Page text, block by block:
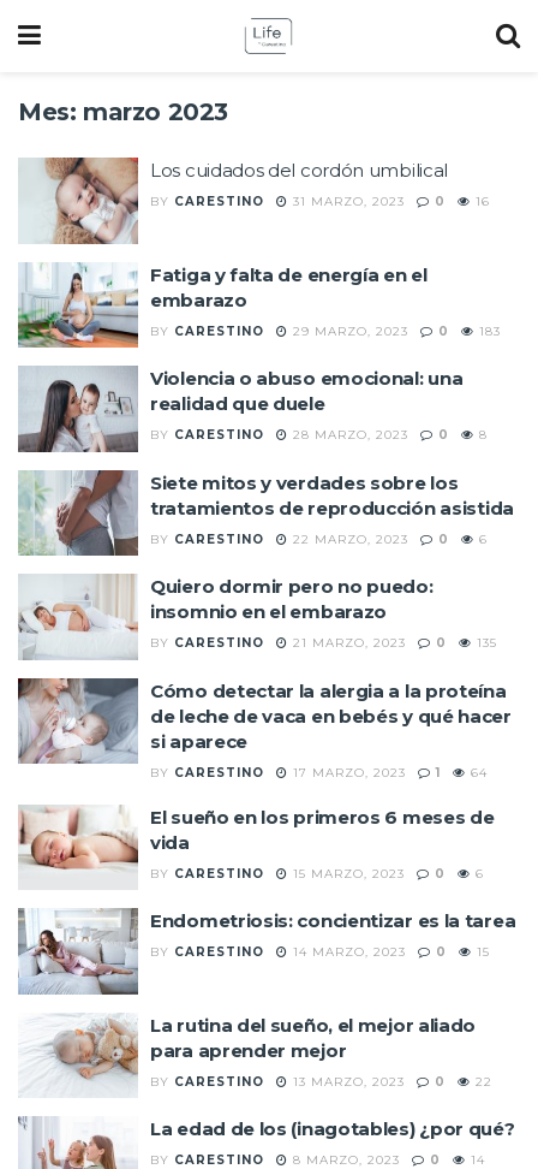
Mes: marzo 2023
Los cuidados del cordón umbilical
BY CARESTINO 31 MARZO, 2023 0 16
Fatiga y falta de energía en el
embarazo
BY CARESTINO 29 MARZO, 2023 0 183
Violencia o abuso emocional: una
realidad que duele
BY CARESTINO 28 MARZO, 2023 0 8
Siete mitos y verdades sobre los
tratamientos de reproducción asistida
BY CARESTINO 22 MARZO, 2023 0 6
Quiero dormir pero no puedo:
insomnio en el embarazo
BY CARESTINO 21 MARZO, 2023 0 135
Cómo detectar la alergia a la proteína
de leche de vaca en bebés y qué hacer
si aparece
BY CARESTINO 17 MARZO, 2023 1 64
El sueño en los primeros 6 meses de
vida
BY CARESTINO 15 MARZO, 2023 0 6
Endometriosis: concientizar es la tarea
BY CARESTINO 14 MARZO, 2023 0 15
La rutina del sueño, el mejor aliado
para aprender mejor
BY CARESTINO 13 MARZO, 2023 0 22
La edad de los (inagotables) ¿por qué?
BY CARESTINO 8 MARZO, 2023 0 14